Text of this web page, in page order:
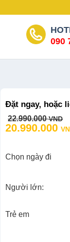
090
Đặt ngay, hoặc
22.990.000VND
Original
price
was:
20.990.000
Current
price
is:
Chọn ngày đi
Người lớn:
Trẻ em